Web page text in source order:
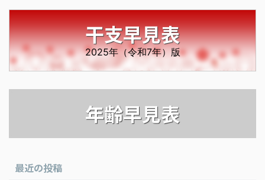
干支早見表
2025年（令和7年）版
年齢早見表
最近の投稿